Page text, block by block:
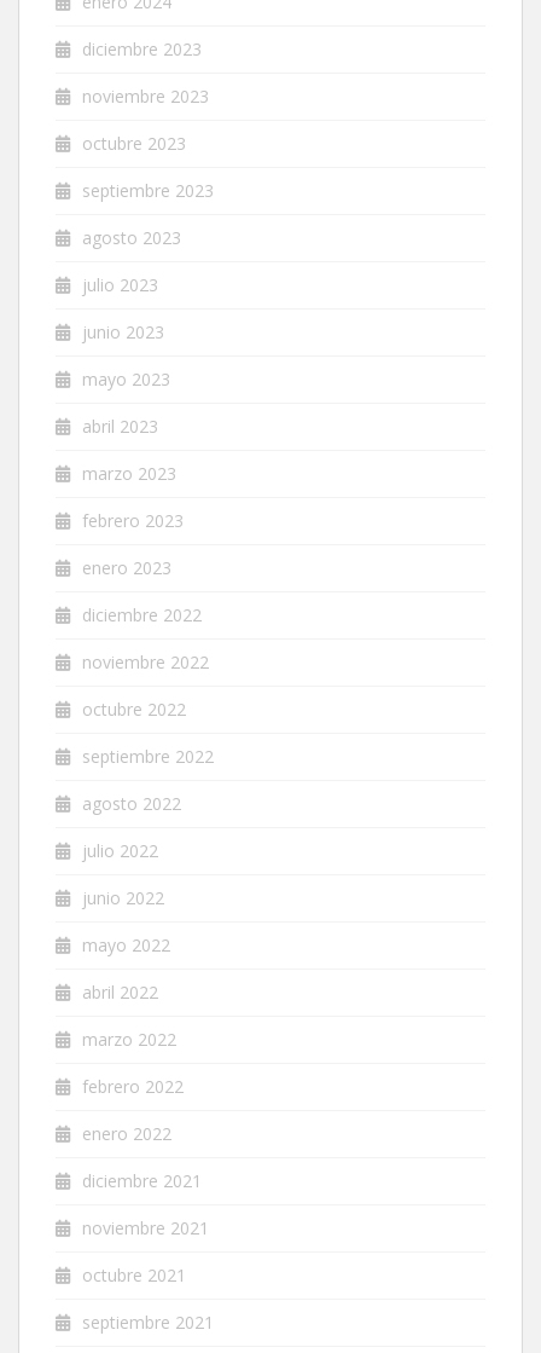
diciembre 2023
noviembre 2023
octubre 2023
septiembre 2023
agosto 2023
julio 2023
junio 2023
mayo 2023
abril 2023
marzo 2023
febrero 2023
enero 2023
diciembre 2022
noviembre 2022
octubre 2022
septiembre 2022
agosto 2022
julio 2022
junio 2022
mayo 2022
abril 2022
marzo 2022
febrero 2022
enero 2022
diciembre 2021
noviembre 2021
octubre 2021
septiembre 2021